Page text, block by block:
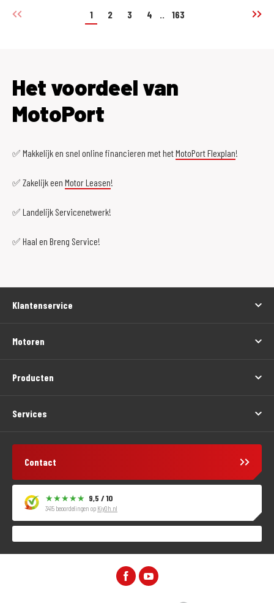
1 2 3 4 .. 163
Het voordeel van
MotoPort
✅ Makkelijk en snel online financieren met hetMotoPort Flexplan!
✅ Zakelijk een Motor Leasen!
✅ Landelijk Servicenetwerk!
✅ Haal en Breng Service!
Klantenservice
Motoren
Producten
Services
Contact
9,5 / 10
3415 beoordelingen op KiyOh.nl